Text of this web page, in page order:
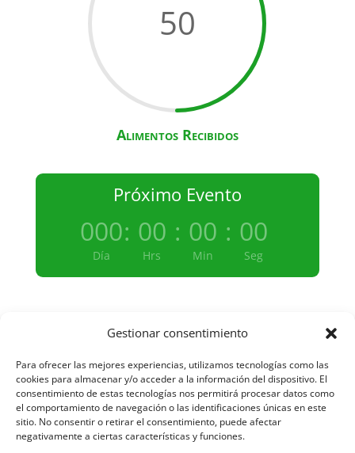
Gestionar consentimiento
Para ofrecer las mejores experiencias, utilizamos tecnologías como las
cookies para almacenar y/o acceder a la información del dispositivo. El
consentimiento de estas tecnologías nos permitirá procesar datos como
el comportamiento de navegación o las identificaciones únicas en este
sitio. No consentir o retirar el consentimiento, puede afectar
negativamente a ciertas características y funciones.
50
Alimentos Recibidos
Próximo Evento
000
Día
: 00
Hrs
: 00
Min
: 00
Seg
Aviso Legal y Protección de Datos
Política de Cookies